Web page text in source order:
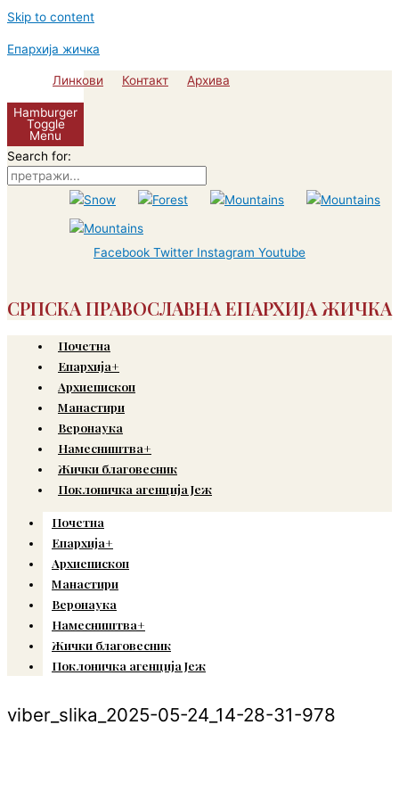
Skip to content
Епархија жичка
Линкови Контакт Архива
Hamburger
Toggle
Menu
Search for:
Facebook Twitter Instagram Youtube
СРПСКА ПРАВОСЛАВНА ЕПАРХИЈА ЖИЧКА
Почетна
Епархија+
Архиепископ
Манастири
Веронаука
Намесништва+
Жички благовесник
Поклоничка агенција Јеж
Почетна
Епархија+
Архиепископ
Манастири
Веронаука
Намесништва+
Жички благовесник
Поклоничка агенција Јеж
viber_slika_2025-05-24_14-28-31-978